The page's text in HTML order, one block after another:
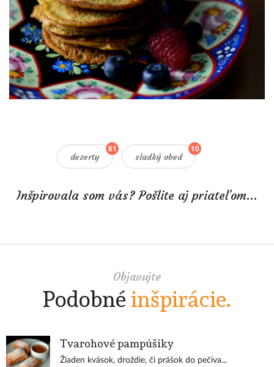
dezerty
61
sladký obed
10
Inšpirovala som vás? Pošlite aj priateľom...
Objavujte
Podobné inšpirácie.
Tvarohové pampúšiky
Žiaden kvások, droždie, či prášok do pečiva...